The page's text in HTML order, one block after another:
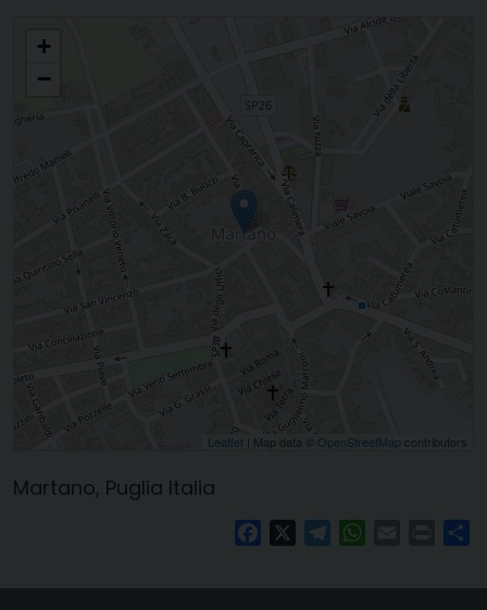
+
−
Leaflet | Map data © OpenStreetMap contributors
Martano, Puglia Italia
FacebookTelegramWhatsAppPrint